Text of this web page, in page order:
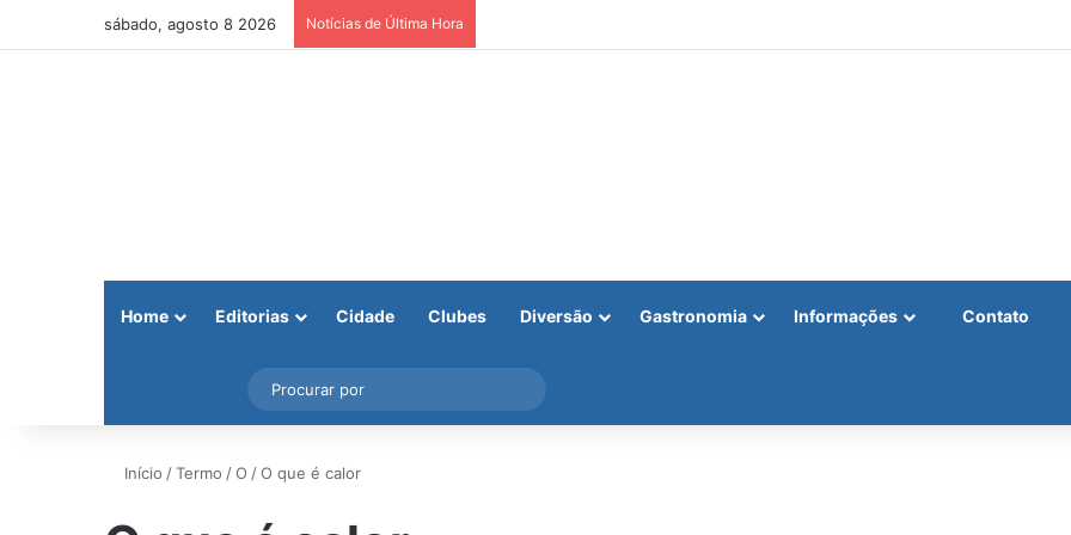
sábado, agosto 8 2026 Notícias de Última Hora
Home Editorias Cidade Clubes Diversão Gastronomia Informações Contato
Instagram
Barra Lateral
por
Início /Termo /O /O que é calor